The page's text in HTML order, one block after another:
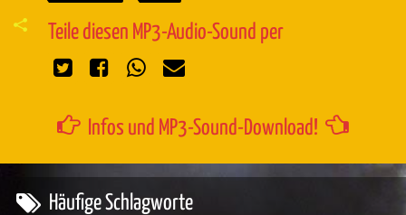
Teile diesen MP3-Audio-Sound per
Infos und MP3-Sound-Download!
Häufige Schlagworte